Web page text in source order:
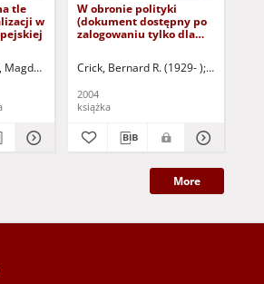
tle
w
W obronie polityki
(dokument dostępny po
zalogowaniu tylko dla
Crick, Bernard R. (1929- )
2004
książka
More